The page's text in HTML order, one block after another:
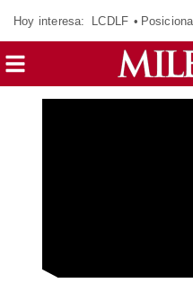
Hoy interesa: LCDLF